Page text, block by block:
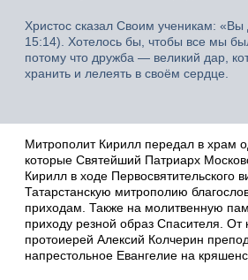
Христос сказал Своим ученикам: «Вы
15:14). Хотелось бы, чтобы все мы
потому что дружба — великий дар,
хранить и лелеять в своём сердце.
Митрополит Кирилл передал в храм
которые Святейший Патриарх
Кирилл в ходе Первосвятительского
Татарстанскую митрополию
приходам. Также на молитвенную
приходу резной образ Спасителя.
протоиерей Алексий Колчерин
напрестольное Евангелие на